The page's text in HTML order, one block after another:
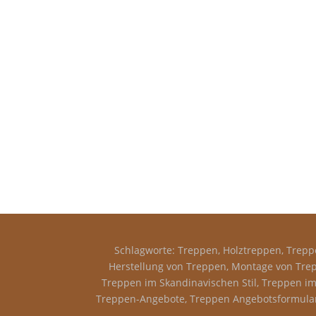
Schlagworte: Treppen, Holztreppen,
Herstellung von Treppen, Montage von
Treppen im Skandinavischen Stil, Treppen
Treppen-Angebote, Treppen